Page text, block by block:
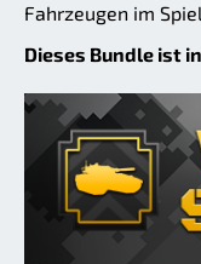
Fahrzeugen im
Dieses Bundle ist